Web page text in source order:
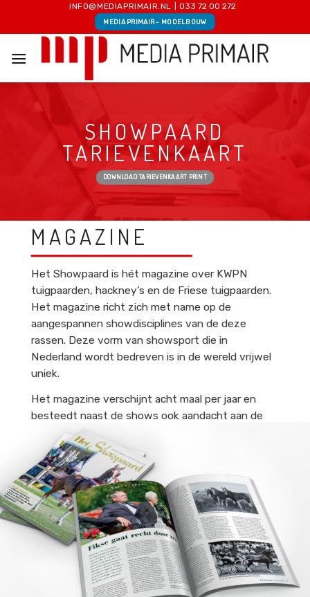
INFO@MEDIAPRIMAIR.NL 033 72 00 272
MEDIA PRIMAIR - MODELBOUW
SHOWPAARD
TARIEVENKAART
DOWNLOAD TARIEVENKAART PRINT
MAGAZINE
Het Showpaard is hét magazine over KWPN
tuigpaarden, hackney’s en de Friese tuigpaarden.
Het magazine richt zich met name op de
aangespannen showdisciplines van de deze
rassen. Deze vorm van showsport die in
Nederland wordt bedreven is in de wereld vrijwel
uniek.
Het magazine verschijnt acht maal per jaar en
besteedt naast de shows ook aandacht aan de
fokkerij van tuigpaarden, de training en aan de
historie.